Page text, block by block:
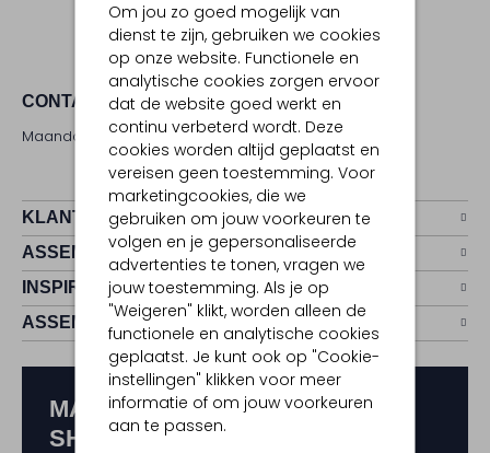
Om jou zo goed mogelijk van
dienst te zijn, gebruiken we cookies
op onze website. Functionele en
analytische cookies zorgen ervoor
dat de website goed werkt en
continu verbeterd wordt. Deze
cookies worden altijd geplaatst en
vereisen geen toestemming. Voor
marketingcookies, die we
gebruiken om jouw voorkeuren te
volgen en je gepersonaliseerde
advertenties te tonen, vragen we
jouw toestemming. Als je op
"Weigeren" klikt, worden alleen de
functionele en analytische cookies
geplaatst. Je kunt ook op "Cookie-
instellingen" klikken voor meer
informatie of om jouw voorkeuren
aan te passen.
CONTACT
Maandag - zaterdag 09:00 - 17:00 uur
KLANTENSERVICE
ASSEMVIP
INSPIRATIE
ASSEM
MAAK KANS OP € 150,-
SHOPTEGOED